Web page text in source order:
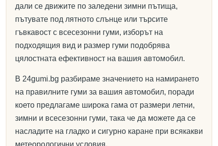
дали се движите по заледени зимни пътища,
пътувате под лятното слънце или търсите
гъвкавост с всесезонни гуми, изборът на
подходящия вид и размер гуми подобрява
цялостната ефективност на вашия автомобил.
В 24gumi.bg разбираме значението на намирането
на правилните гуми за вашия автомобил, поради
което предлагаме широка гама от размери летни,
зимни и всесезонни гуми, така че да можете да се
насладите на гладко и сигурно каране при всякакви
метеорологични условия.